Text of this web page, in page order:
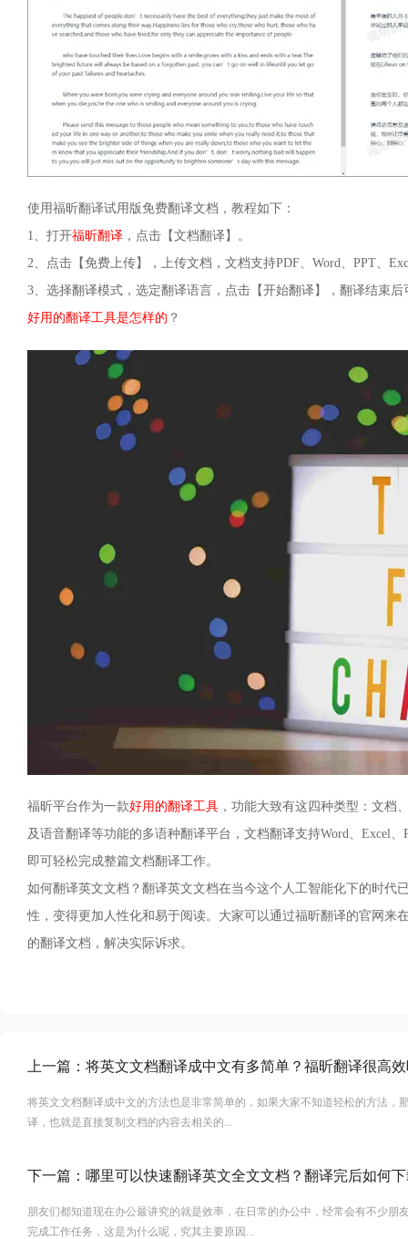
使用福昕翻译试用版免费翻译文档，教程如下：
1、打开福昕翻译 ，点击【文档翻译】。
2、点击【免费上传】，上传文档，文档支持PDF、Word、PPT、
3、选择翻译模式，选定翻译语言，点击【开始翻译】，翻译结束
好用的翻译工具是怎样的 ？
福昕平台作为一款好用的翻译工具 ，功能大致有这四种类型：文档
及语音翻译等功能的多语种翻译平台，文档翻译支持Word、Excel
即可轻松完成整篇文档翻译工作。
如何翻译英文文档？翻译英文文档在当今这个人工智能化下的时
性，变得更加人性化和易于阅读。大家可以通过福昕翻译的官网
的翻译文档，解决实际诉求。
上一篇： 将英文文档翻译成中文有多简单？福昕翻译很高
将英文文档翻译成中文的方法也是非常简单的，如果大家不知道轻松的方法，
译，也就是直接复制文档的内容去相关的...
下一篇： 哪里可以快速翻译英文全文文档？翻译完后如何
朋友们都知道现在办公最讲究的就是效率，在日常的办公中，经常会有不少朋
完成工作任务，这是为什么呢，究其主要原因...